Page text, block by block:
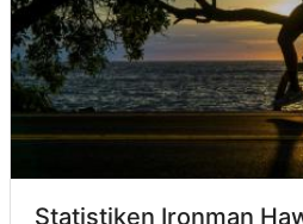
Statistiken Ironman